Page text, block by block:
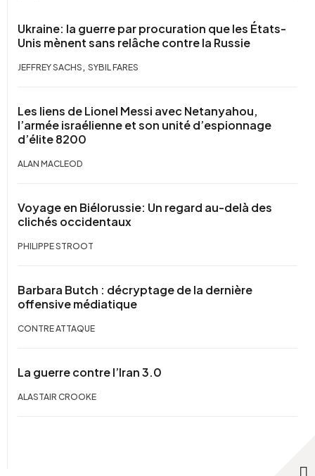
Ukraine: la guerre par procuration que les États-
Unis mènent sans relâche contre la Russie
JEFFREY SACHS, SYBIL FARES
Les liens de Lionel Messi avec Netanyahou,
l’armée israélienne et son unité d’espionnage
d’élite 8200
ALAN MACLEOD
Voyage en Biélorussie: Un regard au-delà des
clichés occidentaux
PHILIPPE STROOT
Barbara Butch : décryptage de la dernière
offensive médiatique
CONTRE ATTAQUE
La guerre contre l’Iran 3.0
ALASTAIR CROOKE